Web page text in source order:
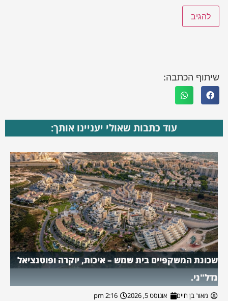
שיתוף הכתבה:
עוד כתבות שאולי יעניינו אותך:
שכונת המשקפיים בית שמש – איכות, יוקרה ופוטנציאל
נדל"ני.
מאור בן חיים אוגוסט 5, 2026 2:16 pm